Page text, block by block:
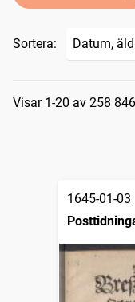
Sortera:
Visar 1-20 av 258
1645-01-03